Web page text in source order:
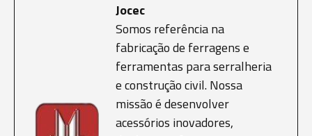
Jocec
Somos referência na
fabricação de ferragens e
ferramentas para serralheria
e construção civil. Nossa
missão é desenvolver
acessórios inovadores,